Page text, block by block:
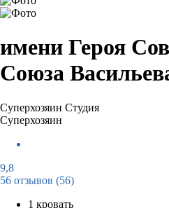
имени Героя
Союза
Суперхозяин Студия
Суперхозяин
9,8
56 отзывов (56)
1 кровать